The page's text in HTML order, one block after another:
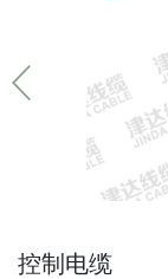
控制电缆